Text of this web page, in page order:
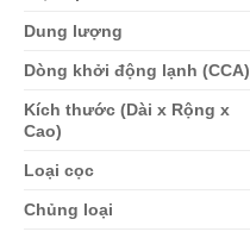
Dung lượng
Dòng khởi động lạnh (CCA)
Kích thước (Dài x Rộng x
Cao)
Loại cọc
Chủng loại